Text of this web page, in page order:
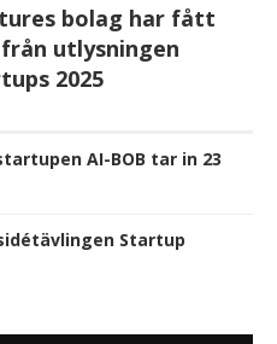
bolag har fått
utlysningen
2025
AI-BOB tar in 23
Startup